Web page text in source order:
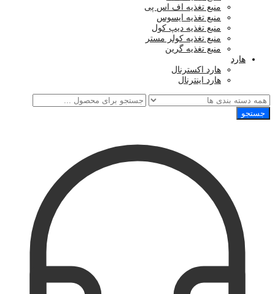
منبع تغذیه اف اس پی
منبع تغذیه ایسوس
منبع تغذیه دیپ کول
منبع تغذیه کولر مستر
منبع تغذیه گرین
هارد
هارد اکسترنال
هارد اینترنال
جستجو